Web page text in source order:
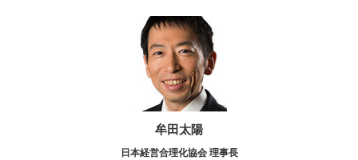
牟田太陽
日本経営合理化協会 理事長